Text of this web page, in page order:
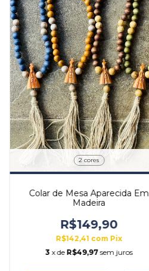
2 cores
Colar de Mesa Aparecida Em
Madeira
R$149,90
R$142,41 com Pix
3 x de R$49,97 sem juros